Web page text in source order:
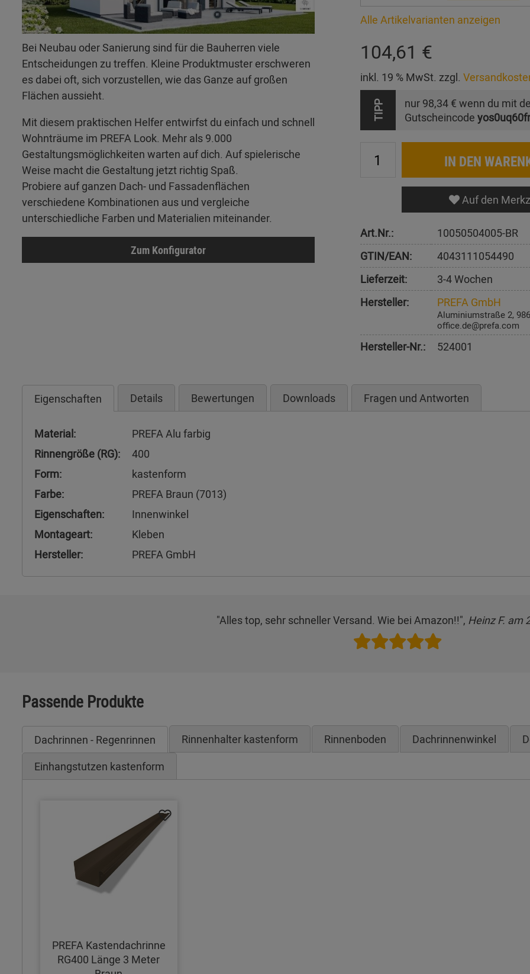
Bei Neubau oder Sanierung sind für die Bauherren viele
Entscheidungen zu treffen. Kleine Produktmuster erschweren
es dabei oft, sich vorzustellen, wie das Ganze auf großen
Flächen aussieht.
Mit diesem praktischen Helfer entwirfst du einfach und schnell
Wohnträume im PREFA Look. Mehr als 9.000
Gestaltungsmöglichkeiten warten auf dich. Auf spielerische
Weise macht die Gestaltung jetzt richtig Spaß.
Probiere auf ganzen Dach- und Fassadenflächen
verschiedene Kombinationen aus und vergleiche
unterschiedliche Farben und Materialien miteinander.
Zum Konfigurator
Alle Artikelvarianten anzeigen
104,61 €
inkl. 19 % MwSt. zzgl.
TIPP nur 98,34 € wenn du mit
Gutscheincode yos0uq60fr
IN DEN
Auf den
Art.Nr.:
10050504005-BR
GTIN/EAN:
4043111054490
Lieferzeit:
3-4 Wochen
Hersteller:
PREFA GmbH
Aluminiumstraße 2,
office.de@prefa.com
Hersteller-Nr.: 524001
Eigenschaften Details Bewertungen Downloads Fragen und Antworten
Material:
PREFA Alu farbig
Rinnengröße (RG):
400
Form:
kastenform
Farbe:
PREFA Braun (7013)
Eigenschaften:
Innenwinkel
Montageart:
Kleben
Hersteller:
PREFA GmbH
"Alles top, sehr schneller Versand. Wie bei Amazon!!", Heinz F. am
Passende Produkte
Dachrinnen - Regenrinnen Rinnenhalter kastenform Rinnenboden Dachrinnenwinkel
Einhangstutzen kastenform
PREFA Kastendachrinne
RG400 Länge 3 Meter